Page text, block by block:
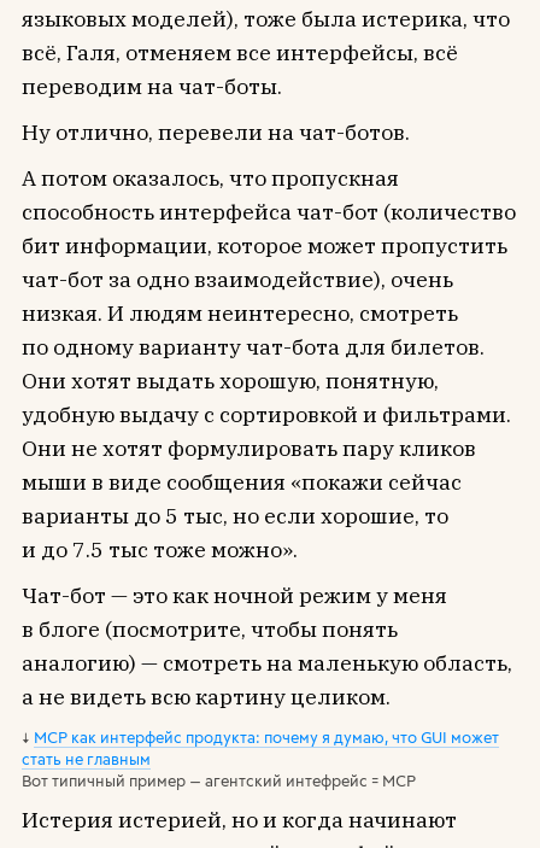
языковых моделей), тоже была истерика, что
всё, Галя, отменяем все интерфейсы, всё
переводим на чат-боты.
Ну отлично, перевели на чат-ботов.
А потом оказалось, что пропускная
способность интерфейса чат-бот (количество
бит информации, которое может пропустить
чат-бот за одно взаимодействие), очень
низкая. И людям неинтересно, смотреть
по одному варианту чат-бота для билетов.
Они хотят выдать хорошую, понятную,
удобную выдачу с сортировкой и фильтрами.
Они не хотят формулировать пару кликов
мыши в виде сообщения «покажи сейчас
варианты до 5 тыс, но если хорошие, то
и до 7.5 тыс тоже можно».
Чат-бот — это как ночной режим у меня
в блоге (посмотрите, чтобы понять
аналогию) — смотреть на маленькую область,
а не видеть всю картину целиком.
MCP как интерфейс продукта: почему я думаю, что GUI может
стать не главным
Вот типичный пример — агентский интефрейс = MCP
Истерия истерией, но и когда начинают